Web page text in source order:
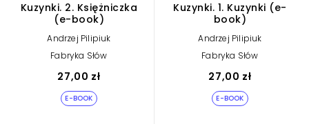
Kuzynki. 2. Księżniczka
(e-book)
Andrzej Pilipiuk
Fabryka Słów
27,00 zł
E-BOOK
Kuzynki. 1. Kuzynki (e-
book)
Andrzej Pilipiuk
Fabryka Słów
27,00 zł
E-BOOK